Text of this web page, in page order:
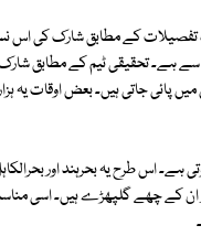
تفصیلات کے مطابق شارک کی اس
ہے۔ تحقیقی ٹیم کے مطابق
پائی جاتی ہیں۔ بعض اوقات
اس طرح یہ بحرہند اور
ان کے چھے گلپھڑے ہیں۔ اسی